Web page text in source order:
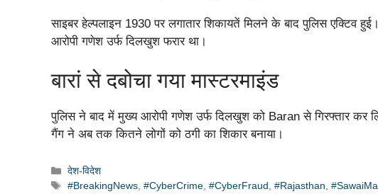
साइबर हेल्पलाइन 1930 पर लगातार शिकायतें मिलने के बाद पुलिस एक्टिव
आरोपी गणेश उर्फ दिलखुश फरार था।
बारां से दबोचा गया मास्टरमाइंड
पुलिस ने बाद में मुख्य आरोपी गणेश उर्फ दिलखुश को Baran से गिरफ्तार कर
गैंग ने अब तक कितने लोगों को ठगी का शिकार बनाया।
Categories
देश-विदेश
Tags
#BreakingNews,#CyberCrime,#CyberFraud,#Rajasthan,